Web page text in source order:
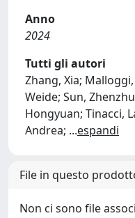
Anno
2024
Tutti gli autori
Zhang, Xia;
Weide; Sun,
Hongyuan; Tinacci,
Andrea; ...espandi
File in questo
Non ci sono file